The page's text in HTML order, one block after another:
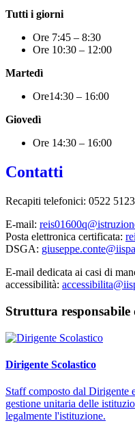
Tutti i giorni
Ore 7:45 – 8:30
Ore 10:30 – 12:00
Martedì
Ore14:30 – 16:00
Giovedì
Ore 14:30 – 16:00
Contatti
Recapiti telefonici: 0522
E-mail:
Posta elettronica certificata:
DSGA:
E-mail dedicata ai casi di
accessibilità:
Struttura responsabile
Dirigente Scolastico
Staff composto dal Dirigente
gestione unitaria delle
legalmente l'istituzione.